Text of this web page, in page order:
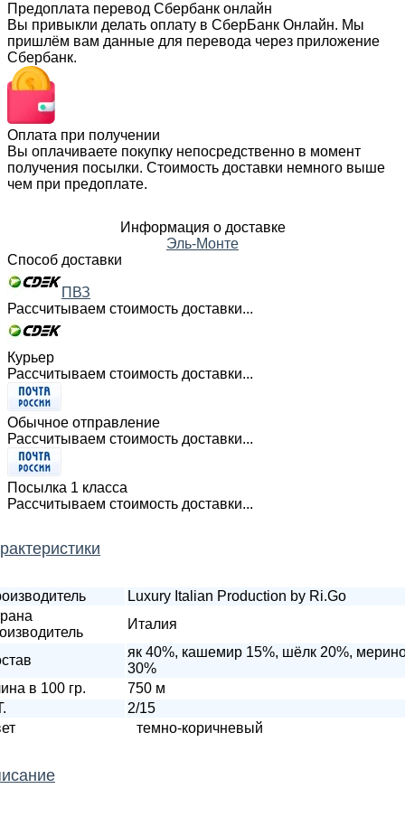
Предоплата перевод Сбербанк онлайн
Вы привыкли делать оплату в СберБанк Онлайн. Мы
пришлём вам данные для перевода через приложение
Сбербанк.
Оплата при получении
Вы оплачиваете покупку непосредственно в момент
получения посылки. Стоимость доставки немного выше
чем при предоплате.
Информация о доставке
Эль-Монте
Способ доставки
ПВЗ
Рассчитываем стоимость доставки...
Курьер
Рассчитываем стоимость доставки...
Обычное отправление
Рассчитываем стоимость доставки...
Посылка 1 класса
Рассчитываем стоимость доставки...
Luxury Italian Production by Ri.Go
Италия
як 40%, кашемир 15%, шёлк 20%,
30%
в 100 гр.
750 м
2/15
темно-коричневый